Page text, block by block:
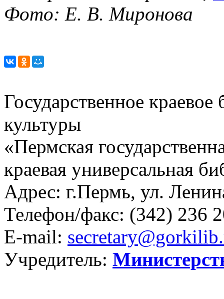
Фото: Е. В. Миронова
Государственное
культуры
«Пермская
краевая универсальная
Адрес: г.Пермь, ул.
Телефон/факс: (342) 236
E-mail:
Учредитель: